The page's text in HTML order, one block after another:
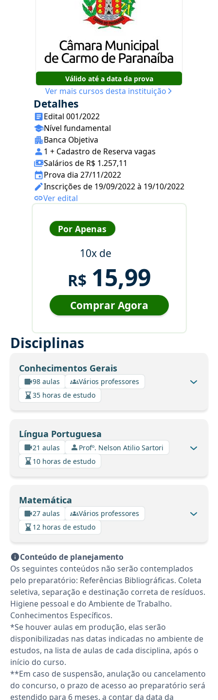
Válido até a data da prova
Ver mais cursos desta instituição
Detalhes
Edital 001/2022
Nível fundamental
Banca Objetiva
1 + Cadastro de Reserva vagas
Salários de R$ 1.257,11
Prova dia 27/11/2022
Inscrições de 19/09/2022 à 19/10/2022
Ver edital
Por Apenas
10x de
R$ 15,99
Comprar Agora
Disciplinas
Conhecimentos Gerais
98 aulas
Vários professores
35 horas de estudo
Língua Portuguesa
21 aulas
Profº. Nelson Atilio Sartori
10 horas de estudo
Matemática
27 aulas
Vários professores
12 horas de estudo
Conteúdo de planejamento
Os seguintes conteúdos não serão contemplados
pelo preparatório: Referências Bibliográficas. Coleta
seletiva, separação e destinação correta de resíduos.
Higiene pessoal e do Ambiente de Trabalho.
Conhecimentos Específicos.
*Se houver aulas em produção, elas serão
disponibilizadas nas datas indicadas no ambiente de
estudos, na lista de aulas de cada disciplina, após o
início do curso.
**Em caso de suspensão, anulação ou cancelamento
do concurso, o prazo de acesso ao preparatório será
estendido para 6 meses, a contar da data da